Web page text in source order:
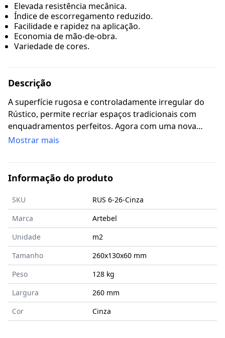
Elevada resistência mecânica.
Índice de escorregamento reduzido.
Facilidade e rapidez na aplicação.
Economia de mão-de-obra.
Variedade de cores.
Descrição
A superfície rugosa e controladamente irregular do
Rústico, permite recriar espaços tradicionais com
enquadramentos perfeitos. Agora com uma nova
geometria que permite inúmeras conjugações. Bisel
Mostrar mais
Informação do produto
SKU
RUS 6-26-Cinza
Marca
Artebel
Unidade
m2
Tamanho
260x130x60 mm
Peso
128 kg
Largura
260 mm
Cor
Cinza